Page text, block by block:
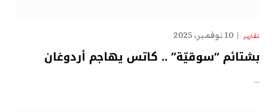
تقارير 10 نوفمبر، 2025
بشتائم “سوقيّة” .. كاتس يهاجم أردوغان
…